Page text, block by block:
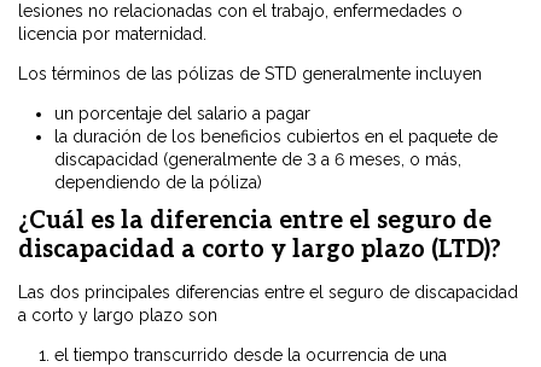
lesiones no relacionadas con el trabajo, enfermedades o
licencia por maternidad.
Los términos de las pólizas de STD generalmente incluyen
un porcentaje del salario a pagar
la duración de los beneficios cubiertos en el paquete de
discapacidad (generalmente de 3 a 6 meses, o más,
dependiendo de la póliza)
¿Cuál es la diferencia entre el seguro de
discapacidad a corto y largo plazo (LTD)?
Las dos principales diferencias entre el seguro de discapacidad
a corto y largo plazo son
el tiempo transcurrido desde la ocurrencia de una